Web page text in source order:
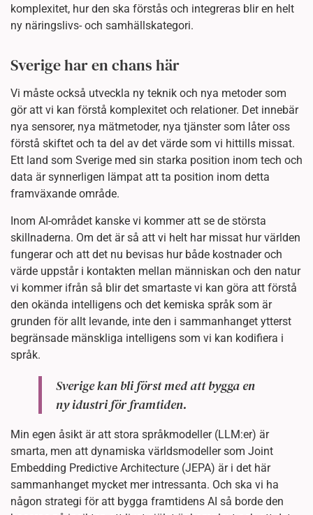
komplexitet, hur den ska förstås och integreras blir en helt
ny näringslivs- och samhällskategori.
Sverige har en chans här
Vi måste också utveckla ny teknik och nya metoder som
gör att vi kan förstå komplexitet och relationer. Det innebär
nya sensorer, nya mätmetoder, nya tjänster som låter oss
förstå skiftet och ta del av det värde som vi hittills missat.
Ett land som Sverige med sin starka position inom tech och
data är synnerligen lämpat att ta position inom detta
framväxande område.
Inom AI-området kanske vi kommer att se de största
skillnaderna. Om det är så att vi helt har missat hur världen
fungerar och att det nu bevisas hur både kostnader och
värde uppstår i kontakten mellan människan och den natur
vi kommer ifrån så blir det smartaste vi kan göra att förstå
den okända intelligens och det kemiska språk som är
grunden för allt levande, inte den i sammanhanget ytterst
begränsade mänskliga intelligens som vi kan kodifiera i
språk.
Sverige kan bli först med att bygga en
ny idustri för framtiden.
Min egen åsikt är att stora språkmodeller (LLM:er) är
smarta, men att dynamiska världsmodeller som Joint
Embedding Predictive Architecture (JEPA) är i det här
sammanhanget mycket mer intressanta. Och ska vi ha
någon strategi för att bygga framtidens AI så borde den